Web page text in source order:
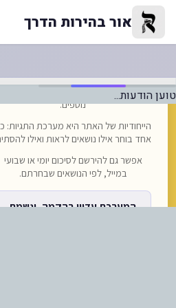
בעקבות הפרסום
אור בהירות הדרך
טוען הודעות...